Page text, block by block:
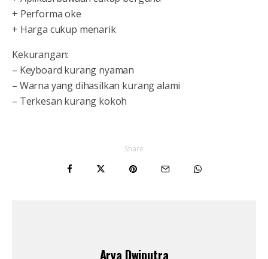
+ Performa oke
+ Harga cukup menarik
Kekurangan:
– Keyboard kurang nyaman
– Warna yang dihasilkan kurang alami
– Terkesan kurang kokoh
Share
Arya Dwiputra